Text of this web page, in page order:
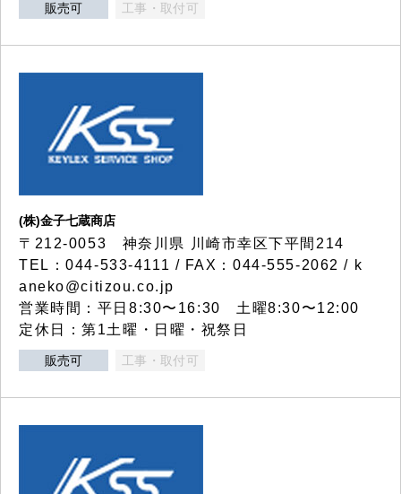
販売可 工事・取付可
(株)金子七蔵商店
〒212-0053 神奈川県 川崎市幸区下平間214
TEL：044-533-4111 / FAX：044-555-2062 / k
aneko@citizou.co.jp
営業時間：平日8:30〜16:30 土曜8:30〜12:00
定休日：第1土曜・日曜・祝祭日
販売可 工事・取付可